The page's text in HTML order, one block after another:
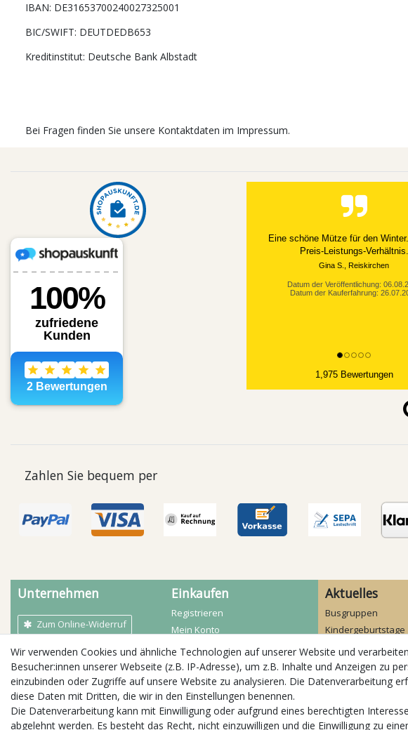
IBAN: DE31653700240027325001
BIC/SWIFT: DEUTDEDB653
Kreditinstitut: Deutsche Bank Albstadt
Bei Fragen finden Sie unsere Kontaktdaten im Impressum.
Eine schöne Mütze für den
Preis-Leistungs-Verhältnis.
Gina S., Reiskirchen
Datum der Veröffentlichung:
Datum der Kauferfahrung:
1,975 Bewertungen
Zahlen Sie bequem per
Unternehmen
Zum Online-Widerruf
AGB
Kontakt
Impressum
Widerrufs­recht
Daten­schutz­erklärung
Einkaufen
Registrieren
Mein Konto
Mein Warenkorb
Zahlarten
Versandbedingungen
Öffnungszeiten
Aktuelles
Busgruppen
Kindergeburtstage
Kindergartenausflug
Zwillingsrabatt
Wir verwenden Cookies und ähnliche Technologien auf unserer Website und
Besucher:innen unserer Webseite (z.B. IP-Adresse), um z.B. Inhalte und Anzeigen zu
einzubinden oder Zugriffe auf unsere Website zu analysieren. Die Datenverarbeitung
diese Daten mit Dritten, die wir in den Einstellungen benennen.
Die Datenverarbeitung kann mit Einwilligung oder aufgrund eines berechtigten
abgelehnt werden. Es besteht das Recht, nicht einzuwilligen und die Einwilligung zu